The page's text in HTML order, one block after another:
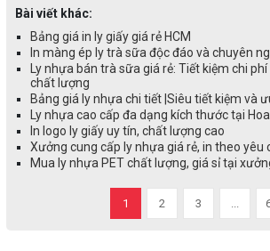
Bài viết khác:
Bảng giá in ly giấy giá rẻ HCM
In màng ép ly trà sữa độc đáo và chuyên
Ly nhựa bán trà sữa giá rẻ: Tiết kiệm chi
chất lượng
Bảng giá ly nhựa chi tiết |Siêu tiết kiệm và
Ly nhựa cao cấp đa dạng kích thước tại
In logo ly giấy uy tín, chất lượng cao
Xưởng cung cấp ly nhựa giá rẻ, in theo yêu
Mua ly nhựa PET chất lượng, giá sỉ tại
1 2 3 ...